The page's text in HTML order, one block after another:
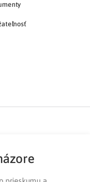
osobných údajov